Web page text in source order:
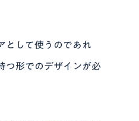
として使うのであれ
つ形でのデザインが必